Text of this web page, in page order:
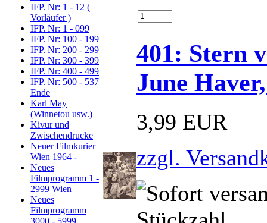
IFP. Nr: 1 - 12 (
Vorläufer )
IFP. Nr: 1 - 099
IFP. Nr: 100 - 199
IFP. Nr: 200 - 299
IFP. Nr: 300 - 399
IFP. Nr: 400 - 499
IFP. Nr: 500 - 537
Ende
Karl May
(Winnetou usw.)
Kivur und
Zwischendrucke
Neuer Filmkurier
Wien 1964 -
Neues
Filmprogramm 1 -
2999 Wien
Neues
Filmprogramm
3000 - 5999
401: Stern
June
3,99 EUR
zzgl.